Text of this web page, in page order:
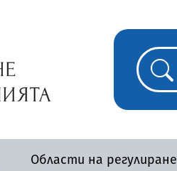
Области на регулиране